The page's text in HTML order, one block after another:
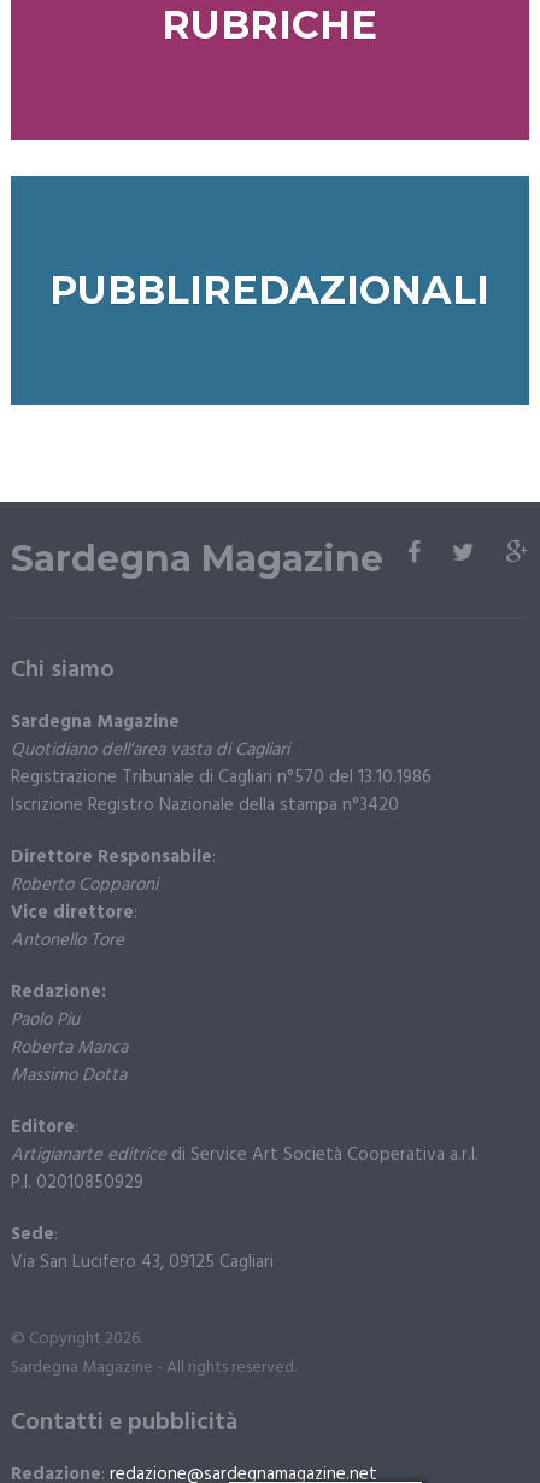
RUBRICHE
PUBBLIREDAZIONALI
Sardegna Magazine
Chi siamo
Sardegna Magazine
Quotidiano dell’area vasta di Cagliari
Registrazione Tribunale di Cagliari n°570 del 13.10.1986
Iscrizione Registro Nazionale della stampa n°3420
Direttore Responsabile:
Roberto Copparoni
Vice direttore:
Antonello Tore
Redazione:
Paolo Piu
Roberta Manca
Massimo Dotta
Editore:
Artigianarte editricedi Service Art Società Cooperativa a.r.l.
P.I. 02010850929
Sede:
Via San Lucifero 43, 09125 Cagliari
© Copyright 2026.
Sardegna Magazine - All rights reserved.
Contatti e pubblicità
Redazione: redazione@sardegnamagazine.net